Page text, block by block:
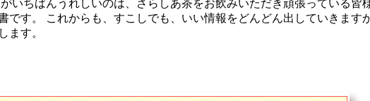
いちばんうれしいのは、さらしあ茶をお飲みいただき頑張っている皆
です。 これからも、すこしでも、いい情報をどんどん出していきます
ます。